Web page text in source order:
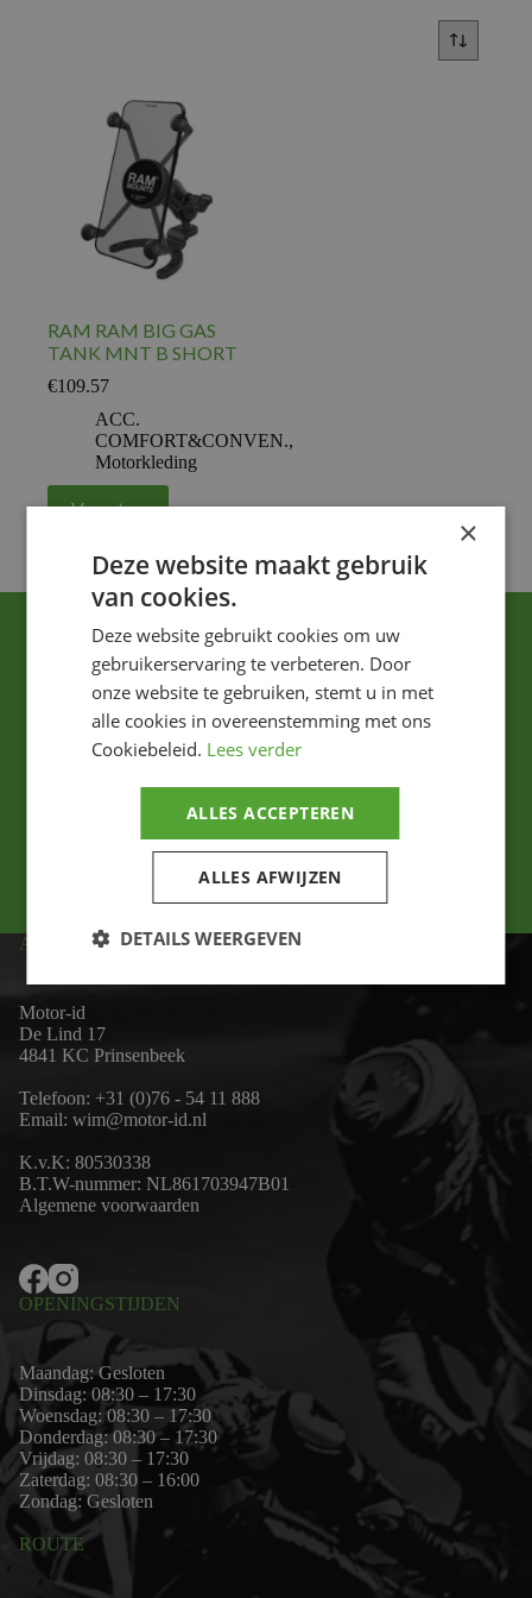
RAM RAM BIG GAS
TANK MNT B SHORT
€109.57
ACC.
COMFORT&CONVEN.,
Motorkleding
Voeg toe
ADRES
Motor-id
De Lind 17
4841 KC Prinsenbeek
Telefoon: +31 (0)76 - 54 11 888
Email: wim@motor-id.nl
K.v.K: 80530338
B.T.W-nummer: NL861703947B01
Algemene voorwaarden
OPENINGSTIJDEN
Maandag: Gesloten
Dinsdag: 08:30 – 17:30
Woensdag: 08:30 – 17:30
Donderdag: 08:30 – 17:30
Vrijdag: 08:30 – 17:30
Zaterdag: 08:30 – 16:00
Zondag: Gesloten
ROUTE
×
Deze website maakt gebruik
van cookies.
Deze website gebruikt cookies om uw
gebruikerservaring te verbeteren. Door
onze website te gebruiken, stemt u in met
alle cookies in overeenstemming met ons
Cookiebeleid. Lees verder
ALLES ACCEPTEREN
ALLES AFWIJZEN
DETAILS WEERGEVEN